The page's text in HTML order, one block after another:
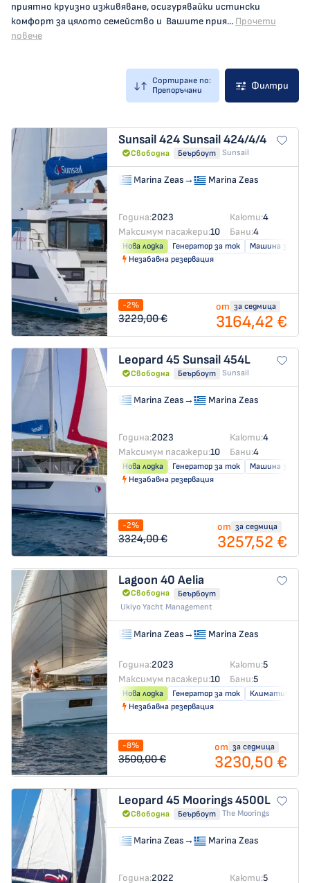
приятно круизно изживяване, осигурявайки истински
комфорт за цялото семейство и Вашите прия... Прочети
повече
Сортиране по:
Препоръчани
Филтри
Sunsail 424Sunsail 424/4/4
Свободна Беърбоут Sunsail
Marina Zeas→ Marina Zeas
Година:2023 Каюти:4
Максимум пасажери:10 Бани:4
Нова лодка Генератор за ток
Машина за
Незабавна резервация
-2%
3229,00 €
от за седмица
3164,42 €
Leopard 45 Sunsail 454L
Свободна Беърбоут Sunsail
Marina Zeas→ Marina Zeas
Година:2023 Каюти:4
Максимум пасажери:10 Бани:4
Нова лодка Генератор за ток
Машина за
Незабавна резервация
-2%
3324,00 €
от за седмица
3257,52 €
Lagoon 40 Aelia
Свободна
Беърбоут
Ukiyo Yacht Management
Marina Zeas→ Marina Zeas
Година:2023 Каюти:5
Максимум пасажери:10 Бани:5
Нова лодка Генератор за ток
Климатик
Незабавна резервация
-8%
3500,00 €
от за седмица
3230,50 €
Leopard 45 Moorings 4500L
Свободна Беърбоут The Moorings
Marina Zeas→ Marina Zeas
Година:2022 Каюти:5